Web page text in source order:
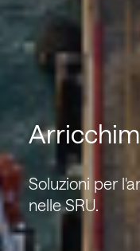
Soluzioni per
nelle SRU.